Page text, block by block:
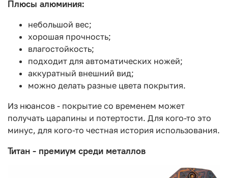
Плюсы алюминия:
небольшой вес;
хорошая прочность;
влагостойкость;
подходит для автоматических ножей;
аккуратный внешний вид;
можно делать разные цвета покрытия.
Из нюансов - покрытие со временем может
получать царапины и потертости. Для кого-то это
минус, для кого-то честная история использования.
Титан - премиум среди металлов